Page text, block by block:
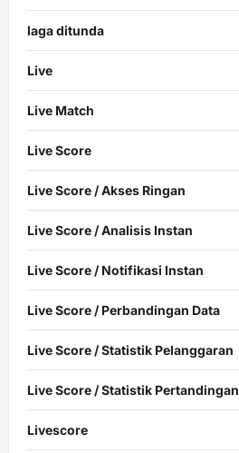
laga ditunda
Live
Live Match
Live Score
Live Score / Akses Ringan
Live Score / Analisis Instan
Live Score / Notifikasi Instan
Live Score / Perbandingan Data
Live Score / Statistik Pelanggaran
Live Score / Statistik Pertandingan
Livescore